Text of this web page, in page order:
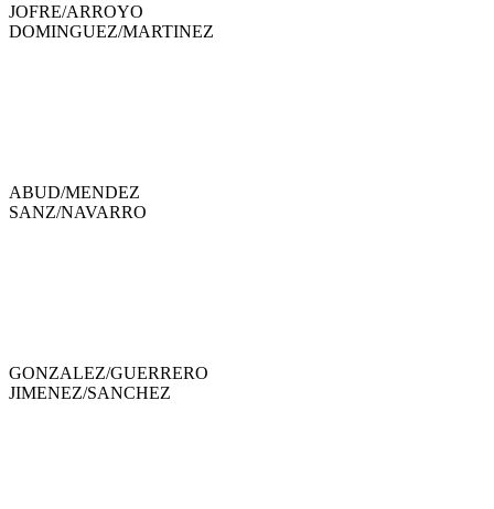
JOFRE/ARROYO
DOMINGUEZ/MARTINEZ
ABUD/MENDEZ
SANZ/NAVARRO
GONZALEZ/GUERRERO
JIMENEZ/SANCHEZ